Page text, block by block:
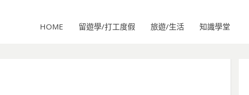
HOME 留遊學/打工度假 旅遊/生活 知識學堂